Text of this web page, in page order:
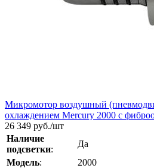
Микромотор воздушный
охлаждением Mercury 2000 с
26 349 руб./шт
Наличие
подсветки:
Да
Модель:
2000